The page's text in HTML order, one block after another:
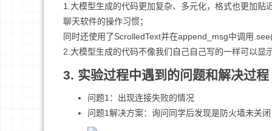
1.大模型生成的代码更加复杂、多元化，格式也更加贴
聊天软件的操作习惯；
同时还使用了ScrolledText并在append_msg中调用
2.大模型生成的代码不像我们自己自己写的一样可以显
3. 实验过程中遇到的问题和解决过程
问题1：出现连接失败的情况
问题1解决方案：询问同学后发现是防火墙未关